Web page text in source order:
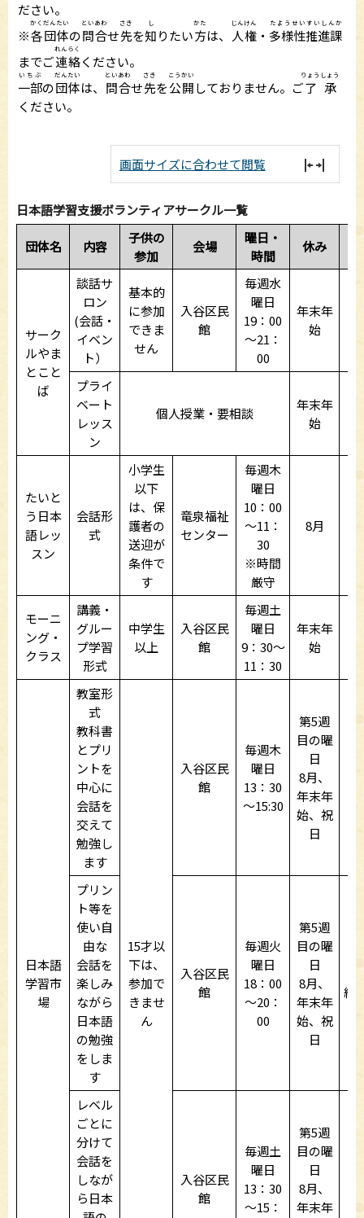
ださい。
※各団体
かくだんたい
の問合
といあわ
せ先
さき
を知
し
りたい方
かた
は、 人権
じんけん
・ 多様性
たようせい
推進課
すいしんか
までご連絡
れんらく
ください。
一部
いちぶ
の団体
だんたい
は、 問合
といあわ
せ先
さき
を公開
こうかい
しておりません。ご了承
りょうしょう
ください。
画面サイズに合わせて閲覧
日本語学習支援ボランティアサークル一覧
団体名 内容
子供の
参加
会場
曜日・
時間
休み
サーク
ルやま
とこと
ば
談話サ
ロン
(会話・
イベン
ト）
基本的
に参加
できま
せん
入谷区民
館
毎週水
曜日
19：00
～21：
00
年末年
始
プライ
ベート
レッス
ン
個人授業・要相談
年末年
始
たいと
う日本
語レッ
スン
会話形
式
小学生
以下
は、保
護者の
送迎が
条件で
す
竜泉福祉
センター
毎週木
曜日
10：00
～11：
30
※時間
厳守
8月
モーニ
ング・
クラス
講義・
グルー
プ学習
形式
中学生
以上
入谷区民
館
毎週土
曜日
9：30～
11：30
年末年
始
日本語
学習市
場
教室形
式
教科書
とプリ
ントを
中心に
会話を
交えて
勉強し
ます
15才以
下は、
参加で
きませ
ん
入谷区民
館
毎週木
曜日
13：30
～15:30
第5週
目の曜
日
8月、
年末年
始、祝
日
プリン
ト等を
使い自
由な
会話を
楽しみ
ながら
日本語
の勉強
をしま
す
入谷区民
館
毎週火
曜日
18：00
～20：
00
第5週
目の曜
日
8月、
年末年
始、祝
日
レベル
ごとに
分けて
会話を
しなが
ら日本
入谷区民
館
毎週土
曜日
13：30
～15：
第5週
目の曜
日
8月、
年末年